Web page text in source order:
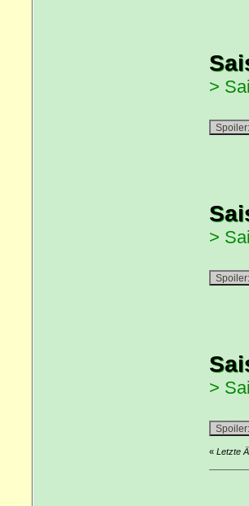
>
>
>
« Letzte